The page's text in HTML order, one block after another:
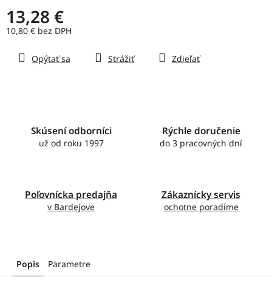
13,28 €
10,80 € bez DPH
cena:
Opýtať sa Strážiť Zdieľať
Skúsení odborníci
už od roku 1997
Rýchle doručenie
do 3 pracovných dní
Poľovnícka predajňa
v Bardejove
Zákaznícky servis
ochotne poradíme
Popis Parametre